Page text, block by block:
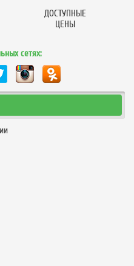
ДОСТУПНЫЕ
ЦЕНЫ
сетях: